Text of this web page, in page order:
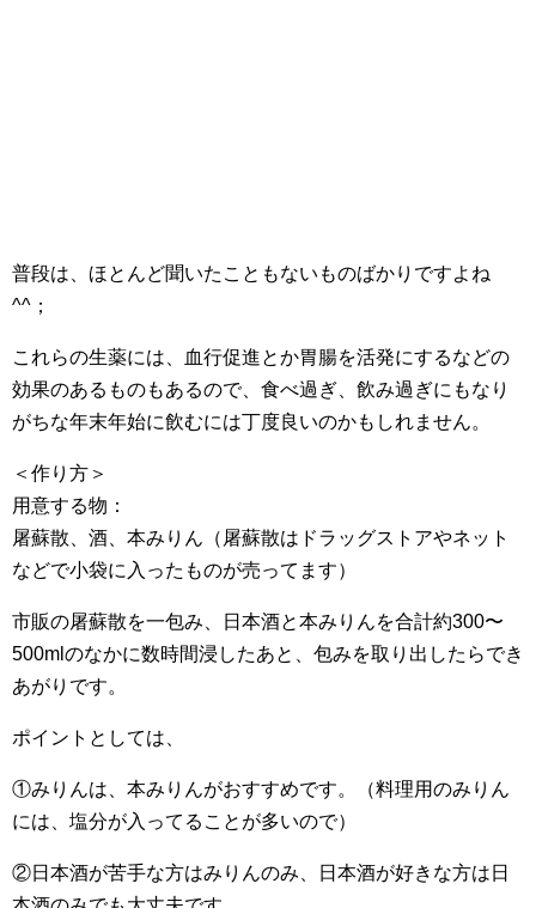
普段は、ほとんど聞いたこともないものばかりですよね
^^；
これらの生薬には、血行促進とか胃腸を活発にするなどの
効果のあるものもあるので、食べ過ぎ、飲み過ぎにもなり
がちな年末年始に飲むには丁度良いのかもしれません。
＜作り方＞
用意する物：
屠蘇散、酒、本みりん（屠蘇散はドラッグストアやネット
などで小袋に入ったものが売ってます）
市販の屠蘇散を一包み、日本酒と本みりんを合計約300〜
500mlのなかに数時間浸したあと、包みを取り出したらでき
あがりです。
ポイントとしては、
①みりんは、本みりんがおすすめです。（料理用のみりん
には、塩分が入ってることが多いので）
②日本酒が苦手な方はみりんのみ、日本酒が好きな方は日